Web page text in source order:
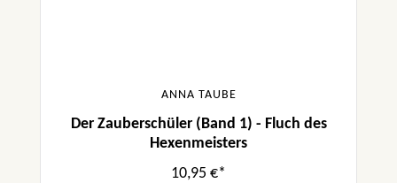
ANNA TAUBE
Der Zauberschüler (Band 1) - Fluch des
Hexenmeisters
10,95 €*